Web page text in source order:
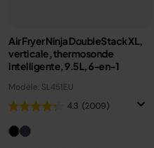
Air Fryer Ninja DoubleStack XL,
verticale, thermosonde
intelligente, 9.5L, 6-en-1
Modèle: SL451EU
4.3 (2009)